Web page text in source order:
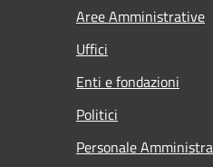
Aree Amministrative
Uffici
Enti e fondazioni
Politici
Personale